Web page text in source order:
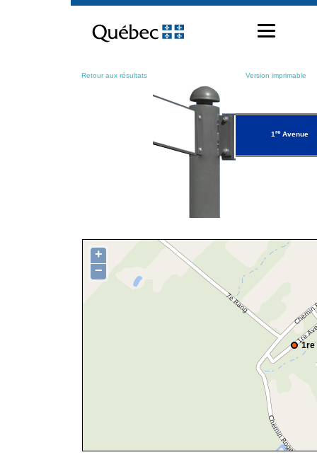
contenu
Retour aux résultats Version imprimable
1 reAvenue
1re
+
−